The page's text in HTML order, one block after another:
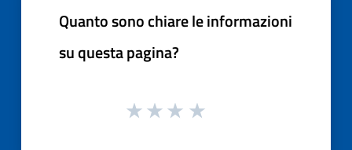
Quanto sono chiare le informazioni
su questa pagina?